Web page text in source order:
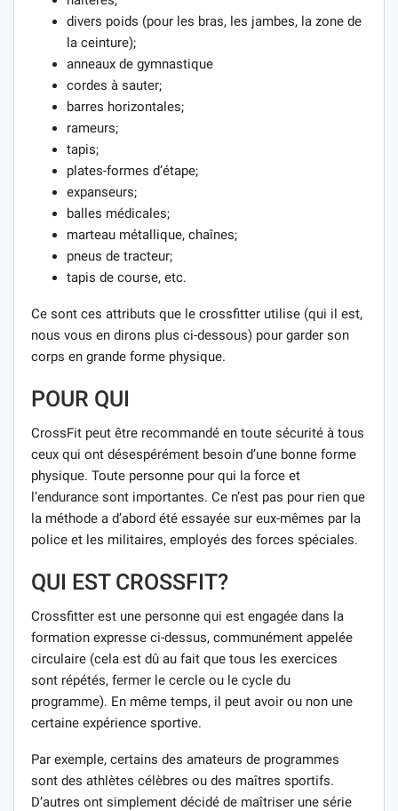
divers poids (pour les bras, les jambes, la zone de
la ceinture);
anneaux de gymnastique
cordes à sauter;
barres horizontales;
rameurs;
tapis;
plates-formes d’étape;
expanseurs;
balles médicales;
marteau métallique, chaînes;
pneus de tracteur;
tapis de course, etc.
Ce sont ces attributs que le crossfitter utilise (qui il est,
nous vous en dirons plus ci-dessous) pour garder son
corps en grande forme physique.
POUR QUI
CrossFit peut être recommandé en toute sécurité à tous
ceux qui ont désespérément besoin d’une bonne forme
physique. Toute personne pour qui la force et
l’endurance sont importantes. Ce n’est pas pour rien que
la méthode a d’abord été essayée sur eux-mêmes par la
police et les militaires, employés des forces spéciales.
QUI EST CROSSFIT?
Crossfitter est une personne qui est engagée dans la
formation expresse ci-dessus, communément appelée
circulaire (cela est dû au fait que tous les exercices
sont répétés, fermer le cercle ou le cycle du
programme). En même temps, il peut avoir ou non une
certaine expérience sportive.
Par exemple, certains des amateurs de programmes
sont des athlètes célèbres ou des maîtres sportifs.
D’autres ont simplement décidé de maîtriser une série